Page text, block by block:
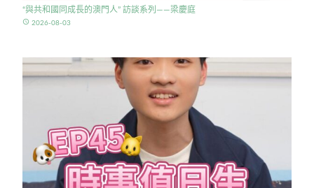
“與共和國同成長的澳門人” 訪談系列——梁慶庭
access_time 2026-08-03